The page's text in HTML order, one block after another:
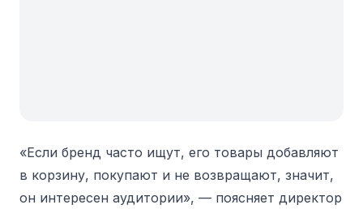
«Если бренд часто ищут, его товары добавляют
в корзину, покупают и не возвращают, значит,
он интересен аудитории», — поясняет директор